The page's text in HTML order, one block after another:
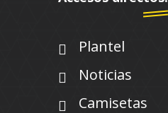
Plantel
Noticias
Camisetas